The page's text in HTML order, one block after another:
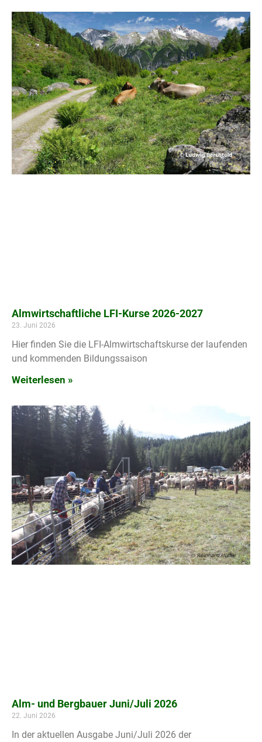
Almwirtschaftliche LFI-Kurse 2026-2027
23. Juni 2026
Hier finden Sie die LFI-Almwirtschaftskurse der laufenden
und kommenden Bildungssaison
Weiterlesen »
Alm- und Bergbauer Juni/Juli 2026
22. Juni 2026
In der aktuellen Ausgabe Juni/Juli 2026 der